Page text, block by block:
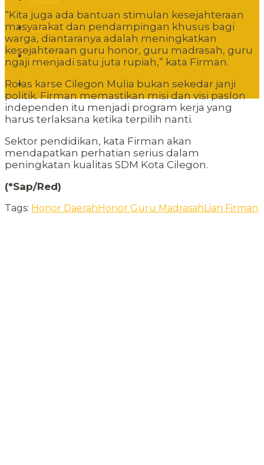
Lingkungan
Sudut Kota
Kesehatan
“Kita juga ada bantuan stimulan kesejahteraan
masyarakat dan pendampingan khusus bagi
warga, diantaranya adalah meningkatkan
kesejahteraan guru honor, guru madrasah, guru
ngaji menjadi satu juta rupiah,” kata Firman.
Rolas karse Cilegon Mulia bukan sekedar janji
politik. Firman memastikan misi dan visi paslon
independen itu menjadi program kerja yang
harus terlaksana ketika terpilih nanti.
Sektor pendidikan, kata Firman akan
mendapatkan perhatian serius dalam
peningkatan kualitas SDM Kota Cilegon.
(*Sap/Red)
Tags: Honor DaerahHonor Guru MadrasahLian Firman